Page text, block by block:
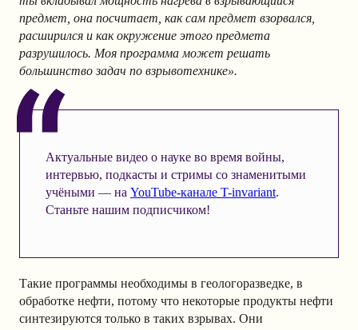
предмет, она посчитает, как сам предмет взорвался,
расширился и как окружение этого предмета
разрушилось. Моя программа может решать
большинство задач по взрывотехнике».
Актуальные видео о науке во время войны,
интервью, подкасты и стримы со знаменитыми
учёными — на YouTube-канале T-invariant.
Станьте нашим подписчиком!
Такие программы необходимы в геологоразведке, в
обработке нефти, потому что некоторые продукты нефти
синтезируются только в таких взрывах. Они